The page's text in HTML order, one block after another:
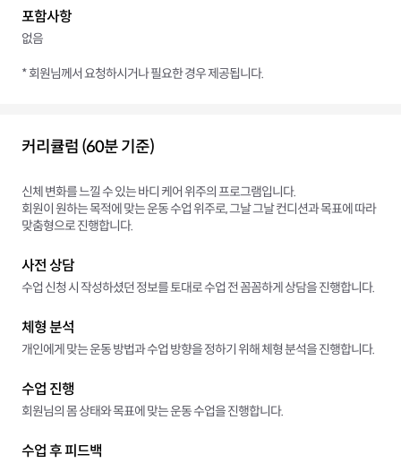
포함사항
없음
* 회원님께서 요청하시거나 필요한 경우 제공됩니다.
커리큘럼 (60분 기준)
신체 변화를 느낄 수 있는 바디 케어 위주의 프로그램입니다.
회원이 원하는 목적에 맞는 운동 수업 위주로, 그날 그날 컨디션과 목표에 따라
맞춤형으로 진행합니다.
사전 상담
수업 신청 시 작성하셨던 정보를 토대로 수업 전 꼼꼼하게 상담을 진행합니다.
체형 분석
개인에게 맞는 운동 방법과 수업 방향을 정하기 위해 체형 분석을 진행합니다.
수업 진행
회원님의 몸 상태와 목표에 맞는 운동 수업을 진행합니다.
수업 후 피드백